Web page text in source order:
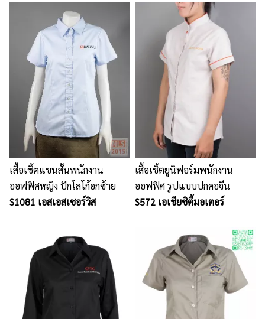
เสื้อเชิ้ตแขนสั้นพนักงาน
ออฟฟิศหญิง ปักโลโก้อกซ้าย
S1081 เอสเอสเซอร์วิส
เสื้อเชิ้ตยูนิฟอร์มพนักงาน
ออฟฟิศ รูปแบบปกคอจีน
S572 เอเชียซิตี้มอเตอร์